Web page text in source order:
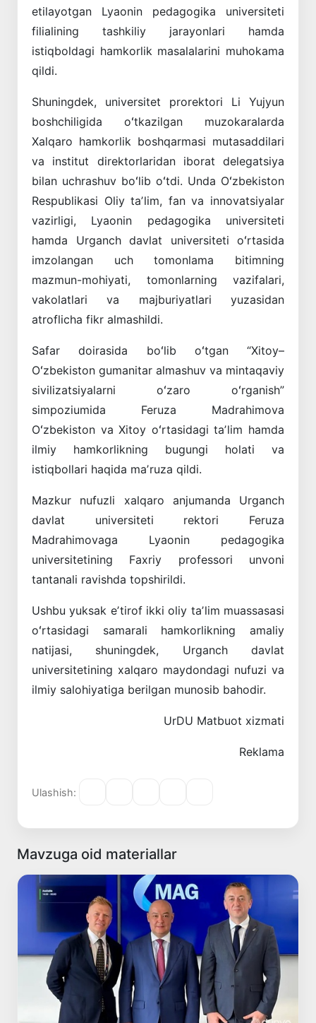
etilayotgan Lyaonin pedagogika universiteti
filialining tashkiliy jarayonlari hamda
istiqboldagi hamkorlik masalalarini muhokama
qildi.
Shuningdek, universitet prorektori Li Yujyun
boshchiligida oʻtkazilgan muzokaralarda
Xalqaro hamkorlik boshqarmasi mutasaddilari
va institut direktorlaridan iborat delegatsiya
bilan uchrashuv boʻlib oʻtdi. Unda Oʻzbekiston
Respublikasi Oliy taʼlim, fan va innovatsiyalar
vazirligi, Lyaonin pedagogika universiteti
hamda Urganch davlat universiteti oʻrtasida
imzolangan uch tomonlama bitimning
mazmun-mohiyati, tomonlarning vazifalari,
vakolatlari va majburiyatlari yuzasidan
atroflicha fikr almashildi.
Safar doirasida boʻlib oʻtgan “Xitoy–
Oʻzbekiston gumanitar almashuv va mintaqaviy
sivilizatsiyalarni oʻzaro oʻrganish”
simpoziumida Feruza Madrahimova
Oʻzbekiston va Xitoy oʻrtasidagi taʼlim hamda
ilmiy hamkorlikning bugungi holati va
istiqbollari haqida maʼruza qildi.
Mazkur nufuzli xalqaro anjumanda Urganch
davlat universiteti rektori Feruza
Madrahimovaga Lyaonin pedagogika
universitetining Faxriy professori unvoni
tantanali ravishda topshirildi.
Ushbu yuksak eʼtirof ikki oliy taʼlim muassasasi
oʻrtasidagi samarali hamkorlikning amaliy
natijasi, shuningdek, Urganch davlat
universitetining xalqaro maydondagi nufuzi va
ilmiy salohiyatiga berilgan munosib bahodir.
UrDU Matbuot xizmati
Reklama
Ulashish:
Mavzuga oid materiallar